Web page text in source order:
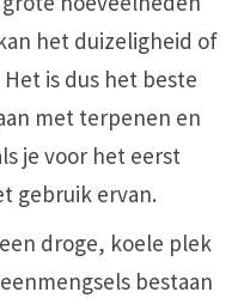
het duizeligheid of
is dus het beste
met terpenen en
je voor het eerst
gebruik ervan.
droge, koele plek
bestaan